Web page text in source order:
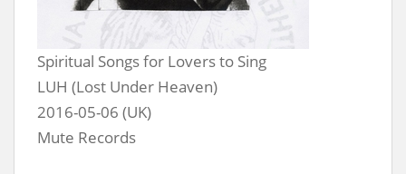
Spiritual Songs for Lovers to Sing
LUH (Lost Under Heaven)
2016-05-06 (UK)
Mute Records